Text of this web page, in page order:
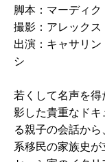
脚本：マーディ
撮影：アレック
出演：キャサリ
シ
若くして名声を
影した貴重なド
る親子の会話か
系移民の家族史